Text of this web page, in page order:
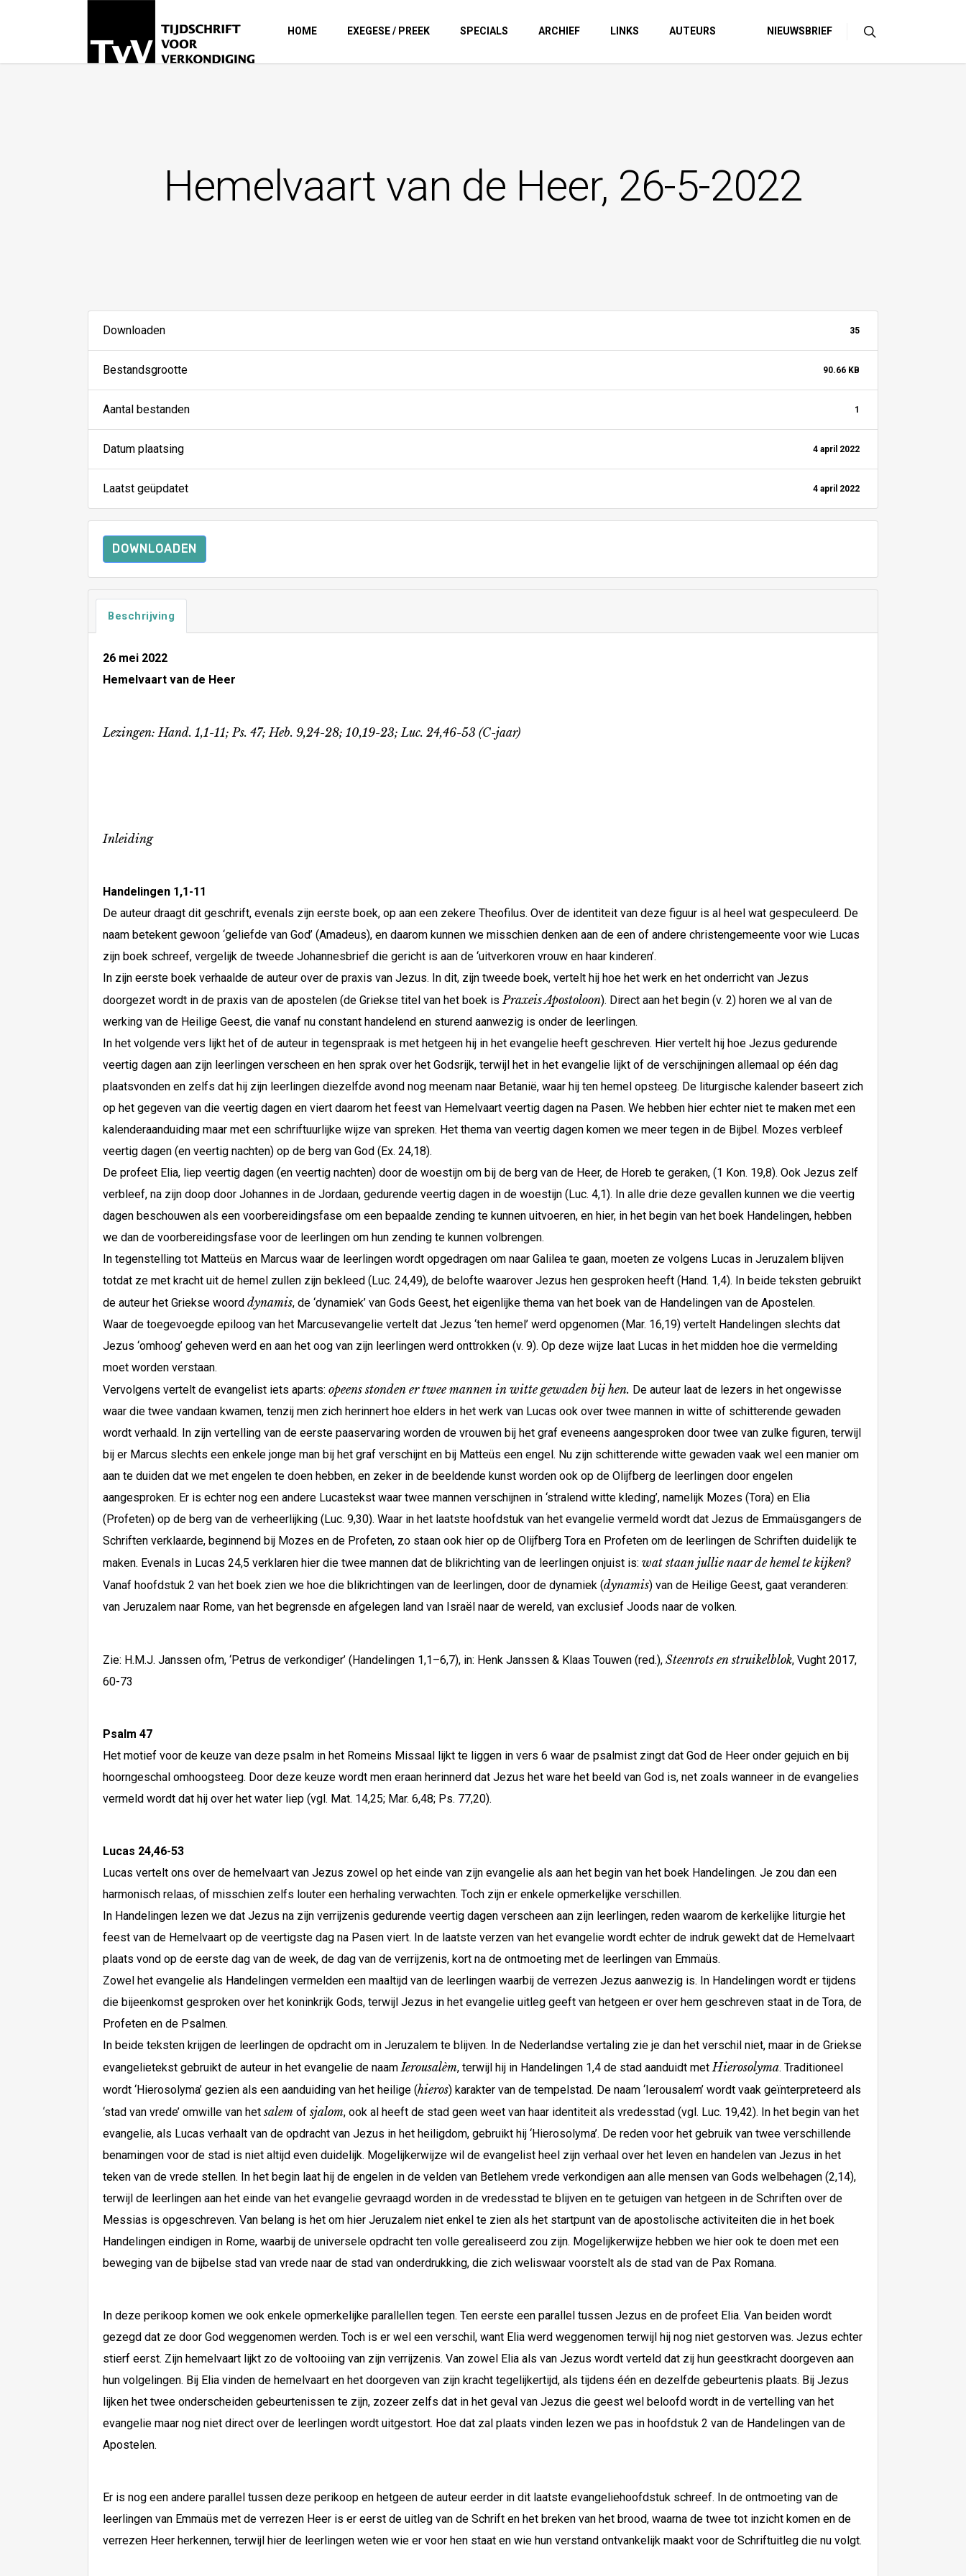
HOME EXEGESE / PREEK SPECIALS ARCHIEF LINKS AUTEURS NIEUWSBRIEF
Hemelvaart van de Heer, 26-5-2022
Downloaden 35
Bestandsgrootte 90.66 KB
Aantal bestanden 1
Datum plaatsing 4 april 2022
Laatst geüpdatet 4 april 2022
DOWNLOADEN
Beschrijving
26 mei 2022
Hemelvaart van de Heer
Lezingen: Hand. 1,1-11; Ps. 47; Heb. 9,24-28; 10,19-23; Luc. 24,46-53 (C-jaar)
Inleiding
Handelingen 1,1-11
De auteur draagt dit geschrift, evenals zijn eerste boek, op aan een zekere Theofilus. Over de identiteit van deze figuur is al heel wat gespeculeerd. De
naam betekent gewoon ‘geliefde van God’ (Amadeus), en daarom kunnen we misschien denken aan de een of andere christengemeente voor wie Lucas
zijn boek schreef, vergelijk de tweede Johannesbrief die gericht is aan de ‘uitverkoren vrouw en haar kinderen’.
In zijn eerste boek verhaalde de auteur over de praxis van Jezus. In dit, zijn tweede boek, vertelt hij hoe het werk en het onderricht van Jezus
doorgezet wordt in de praxis van de apostelen (de Griekse titel van het boek isPraxeis Apostoloon). Direct aan het begin (v. 2) horen we al van de
werking van de Heilige Geest, die vanaf nu constant handelend en sturend aanwezig is onder de leerlingen.
In het volgende vers lijkt het of de auteur in tegenspraak is met hetgeen hij in het evangelie heeft geschreven. Hier vertelt hij hoe Jezus gedurende
veertig dagen aan zijn leerlingen verscheen en hen sprak over het Godsrijk, terwijl het in het evangelie lijkt of de verschijningen allemaal op één dag
plaatsvonden en zelfs dat hij zijn leerlingen diezelfde avond nog meenam naar Betanië, waar hij ten hemel opsteeg. De liturgische kalender baseert zich
op het gegeven van die veertig dagen en viert daarom het feest van Hemelvaart veertig dagen na Pasen. We hebben hier echter niet te maken met een
kalenderaanduiding maar met een schriftuurlijke wijze van spreken. Het thema van veertig dagen komen we meer tegen in de Bijbel. Mozes verbleef
veertig dagen (en veertig nachten) op de berg van God (Ex. 24,18).
De profeet Elia, liep veertig dagen (en veertig nachten) door de woestijn om bij de berg van de Heer, de Horeb te geraken, (1 Kon. 19,8). Ook Jezus zelf
verbleef, na zijn doop door Johannes in de Jordaan, gedurende veertig dagen in de woestijn (Luc. 4,1). In alle drie deze gevallen kunnen we die veertig
dagen beschouwen als een voorbereidingsfase om een bepaalde zending te kunnen uitvoeren, en hier, in het begin van het boek Handelingen, hebben
we dan de voorbereidingsfase voor de leerlingen om hun zending te kunnen volbrengen.
In tegenstelling tot Matteüs en Marcus waar de leerlingen wordt opgedragen om naar Galilea te gaan, moeten ze volgens Lucas in Jeruzalem blijven
totdat ze met kracht uit de hemel zullen zijn bekleed (Luc. 24,49), de belofte waarover Jezus hen gesproken heeft (Hand. 1,4). In beide teksten gebruikt
de auteur het Griekse woord dynamis, de ‘dynamiek’ van Gods Geest, het eigenlijke thema van het boek van de Handelingen van de Apostelen.
Waar de toegevoegde epiloog van het Marcusevangelie vertelt dat Jezus ‘ten hemel’ werd opgenomen (Mar. 16,19) vertelt Handelingen slechts dat
Jezus ‘omhoog’ geheven werd en aan het oog van zijn leerlingen werd onttrokken (v. 9). Op deze wijze laat Lucas in het midden hoe die vermelding
moet worden verstaan.
Vervolgens vertelt de evangelist iets aparts: opeens stonden er twee mannen in witte gewaden bij hen. De auteur laat de lezers in het ongewisse
waar die twee vandaan kwamen, tenzij men zich herinnert hoe elders in het werk van Lucas ook over twee mannen in witte of schitterende gewaden
wordt verhaald. In zijn vertelling van de eerste paaservaring worden de vrouwen bij het graf eveneens aangesproken door twee van zulke figuren, terwijl
bij er Marcus slechts een enkele jonge man bij het graf verschijnt en bij Matteüs een engel. Nu zijn schitterende witte gewaden vaak wel een manier om
aan te duiden dat we met engelen te doen hebben, en zeker in de beeldende kunst worden ook op de Olijfberg de leerlingen door engelen
aangesproken. Er is echter nog een andere Lucastekst waar twee mannen verschijnen in ‘stralend witte kleding’, namelijk Mozes (Tora) en Elia
(Profeten) op de berg van de verheerlijking (Luc. 9,30). Waar in het laatste hoofdstuk van het evangelie vermeld wordt dat Jezus de Emmaüsgangers de
Schriften verklaarde, beginnend bij Mozes en de Profeten, zo staan ook hier op de Olijfberg Tora en Profeten om de leerlingen de Schriften duidelijk te
maken. Evenals in Lucas 24,5 verklaren hier die twee mannen dat de blikrichting van de leerlingen onjuist is: wat staan jullie naar de hemel te kijken?
Vanaf hoofdstuk 2 van het boek zien we hoe die blikrichtingen van de leerlingen, door de dynamiek (dynamis) van de Heilige Geest, gaat veranderen:
van Jeruzalem naar Rome, van het begrensde en afgelegen land van Israël naar de wereld, van exclusief Joods naar de volken.
Zie: H.M.J. Janssen ofm, ‘Petrus de verkondiger’ (Handelingen 1,1–6,7), in: Henk Janssen & Klaas Touwen (red.), Steenrots en struikelblok, Vught 2017,
60-73
Psalm 47
Het motief voor de keuze van deze psalm in het Romeins Missaal lijkt te liggen in vers 6 waar de psalmist zingt dat God de Heer onder gejuich en bij
hoorngeschal omhoogsteeg. Door deze keuze wordt men eraan herinnerd dat Jezus het ware het beeld van God is, net zoals wanneer in de evangelies
vermeld wordt dat hij over het water liep (vgl. Mat. 14,25; Mar. 6,48; Ps. 77,20).
Lucas 24,46-53
Lucas vertelt ons over de hemelvaart van Jezus zowel op het einde van zijn evangelie als aan het begin van het boek Handelingen. Je zou dan een
harmonisch relaas, of misschien zelfs louter een herhaling verwachten. Toch zijn er enkele opmerkelijke verschillen.
In Handelingen lezen we dat Jezus na zijn verrijzenis gedurende veertig dagen verscheen aan zijn leerlingen, reden waarom de kerkelijke liturgie het
feest van de Hemelvaart op de veertigste dag na Pasen viert. In de laatste verzen van het evangelie wordt echter de indruk gewekt dat de Hemelvaart
plaats vond op de eerste dag van de week, de dag van de verrijzenis, kort na de ontmoeting met de leerlingen van Emmaüs.
Zowel het evangelie als Handelingen vermelden een maaltijd van de leerlingen waarbij de verrezen Jezus aanwezig is. In Handelingen wordt er tijdens
die bijeenkomst gesproken over het koninkrijk Gods, terwijl Jezus in het evangelie uitleg geeft van hetgeen er over hem geschreven staat in de Tora, de
Profeten en de Psalmen.
In beide teksten krijgen de leerlingen de opdracht om in Jeruzalem te blijven. In de Nederlandse vertaling zie je dan het verschil niet, maar in de Griekse
evangelietekst gebruikt de auteur in het evangelie de naamIerousalèm, terwijl hij in Handelingen 1,4 de stad aanduidt metHierosolyma. Traditioneel
wordt ‘Hierosolyma’ gezien als een aanduiding van het heilige (hieros) karakter van de tempelstad. De naam ‘Ierousalem’ wordt vaak geïnterpreteerd als
‘stad van vrede’ omwille van hetsalem ofsjalom, ook al heeft de stad geen weet van haar identiteit als vredesstad (vgl. Luc. 19,42). In het begin van het
evangelie, als Lucas verhaalt van de opdracht van Jezus in het heiligdom, gebruikt hij ‘Hierosolyma’. De reden voor het gebruik van twee verschillende
benamingen voor de stad is niet altijd even duidelijk. Mogelijkerwijze wil de evangelist heel zijn verhaal over het leven en handelen van Jezus in het
teken van de vrede stellen. In het begin laat hij de engelen in de velden van Betlehem vrede verkondigen aan alle mensen van Gods welbehagen (2,14),
terwijl de leerlingen aan het einde van het evangelie gevraagd worden in de vredesstad te blijven en te getuigen van hetgeen in de Schriften over de
Messias is opgeschreven. Van belang is het om hier Jeruzalem niet enkel te zien als het startpunt van de apostolische activiteiten die in het boek
Handelingen eindigen in Rome, waarbij de universele opdracht ten volle gerealiseerd zou zijn. Mogelijkerwijze hebben we hier ook te doen met een
beweging van de bijbelse stad van vrede naar de stad van onderdrukking, die zich weliswaar voorstelt als de stad van de Pax Romana.
In deze perikoop komen we ook enkele opmerkelijke parallellen tegen. Ten eerste een parallel tussen Jezus en de profeet Elia. Van beiden wordt
gezegd dat ze door God weggenomen werden. Toch is er wel een verschil, want Elia werd weggenomen terwijl hij nog niet gestorven was. Jezus echter
stierf eerst. Zijn hemelvaart lijkt zo de voltooiing van zijn verrijzenis. Van zowel Elia als van Jezus wordt verteld dat zij hun geestkracht doorgeven aan
hun volgelingen. Bij Elia vinden de hemelvaart en het doorgeven van zijn kracht tegelijkertijd, als tijdens één en dezelfde gebeurtenis plaats. Bij Jezus
lijken het twee onderscheiden gebeurtenissen te zijn, zozeer zelfs dat in het geval van Jezus die geest wel beloofd wordt in de vertelling van het
evangelie maar nog niet direct over de leerlingen wordt uitgestort. Hoe dat zal plaats vinden lezen we pas in hoofdstuk 2 van de Handelingen van de
Apostelen.
Er is nog een andere parallel tussen deze perikoop en hetgeen de auteur eerder in dit laatste evangeliehoofdstuk schreef. In de ontmoeting van de
leerlingen van Emmaüs met de verrezen Heer is er eerst de uitleg van de Schrift en het breken van het brood, waarna de twee tot inzicht komen en de
verrezen Heer herkennen, terwijl hier de leerlingen weten wie er voor hen staat en wie hun verstand ontvankelijk maakt voor de Schriftuitleg die nu volgt.